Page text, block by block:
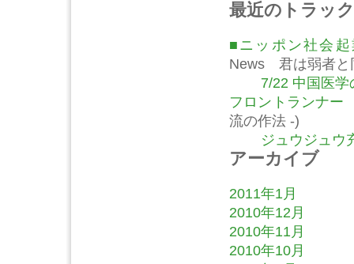
最近のトラッ
■ニッポン社会
News 君は弱者と
7/22 中国医
フロントランナー
流の作法 -)
ジュウジュウ
アーカイブ
2011年1月
2010年12月
2010年11月
2010年10月